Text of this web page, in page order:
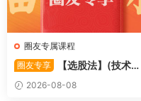
圈友专属课程
圈友专享
【选股法】(技术篇)
强势个股选股法操作理念、策
略与工具（上下）视频课程 共
2026-08-08